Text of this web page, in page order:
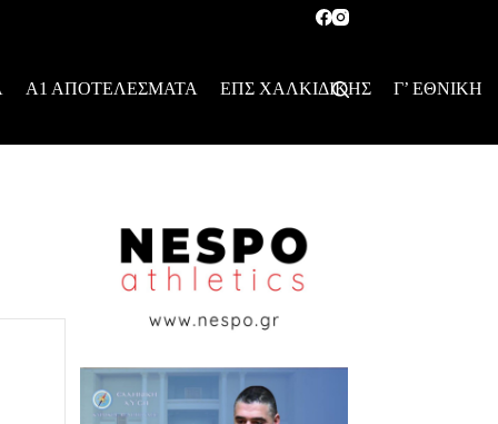
Α1 ΑΠΟΤΕΛΕΣΜΑΤΑ ΕΠΣ ΧΑΛΚΙΔΙΚΗΣ Γ’ ΕΘΝΙΚΗ